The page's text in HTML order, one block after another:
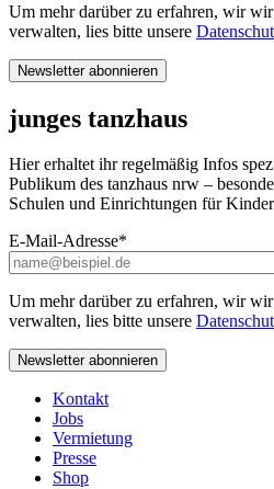
Um mehr darüber zu erfahren, wir
verwalten, lies bitte unsere
junges tanzhaus
Hier erhaltet ihr regelmäßig Infos
Publikum des tanzhaus nrw –
Schulen und Einrichtungen für
E-Mail-Adresse*
Um mehr darüber zu erfahren, wir
verwalten, lies bitte unsere
Kontakt
Jobs
Vermietung
Presse
Shop